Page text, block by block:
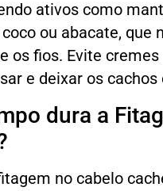
ativos como
ou abacate, que
os fios. Evite cremes
e deixar os cachos
dura a
no cabelo